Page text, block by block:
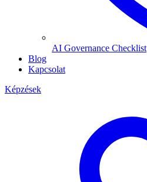
AI Governance Checklist
Blog
Kapcsolat
Képzések